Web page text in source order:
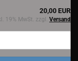
20,00 EUR
19% MwSt. zzgl. Versand